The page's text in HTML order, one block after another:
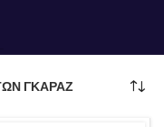
ΓΚΑΡΑΖ